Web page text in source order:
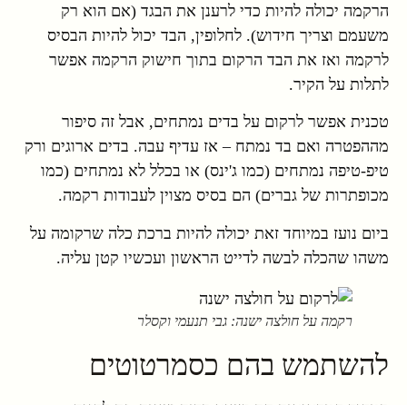
הרקמה יכולה להיות כדי לרענן את הבגד (אם הוא רק
משעמם וצריך חידוש). לחלופין, הבד יכול להיות הבסיס
לרקמה ואז את הבד הרקום בתוך חישוק הרקמה אפשר
לתלות על הקיר.
טכנית אפשר לרקום על בדים נמתחים, אבל זה סיפור
מההפטרה ואם בד נמתח – אז עדיף עבה. בדים ארוגים ורק
טיפ-טיפה נמתחים (כמו ג'ינס) או בכלל לא נמתחים (כמו
מכופתרות של גברים) הם בסיס מצוין לעבודות רקמה.
ביום נועז במיוחד זאת יכולה להיות ברכת כלה שרקומה על
משהו שהכלה לבשה לדייט הראשון ועכשיו קטן עליה.
רקמה על חולצה ישנה: גבי תנעמי וקסלר
להשתמש בהם כסמרטוטים